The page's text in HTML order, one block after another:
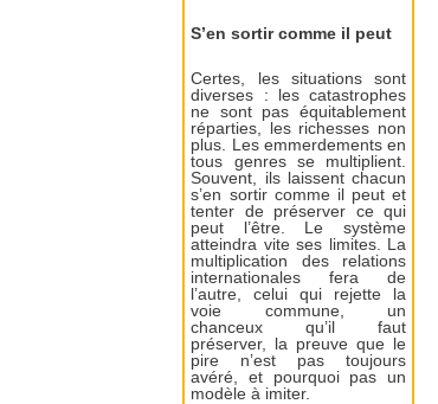
S’en sortir comme il peut
Certes, les situations sont
diverses : les catastrophes
ne sont pas équitablement
réparties, les richesses non
plus. Les emmerdements en
tous genres se multiplient.
Souvent, ils laissent chacun
s’en sortir comme il peut et
tenter de préserver ce qui
peut l’être. Le système
atteindra vite ses limites. La
multiplication des relations
internationales fera de
l’autre, celui qui rejette la
voie commune, un
chanceux qu’il faut
préserver, la preuve que le
pire n’est pas toujours
avéré, et pourquoi pas un
modèle à imiter.